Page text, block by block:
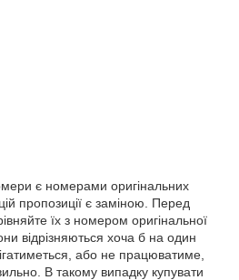
є номерами оригінальних
пропозиції є заміною. Перед
їх з номером оригінальної
відрізняються хоча б на один
або не працюватиме,
В такому випадку купувати